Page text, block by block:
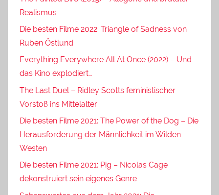
Realismus
Die besten Filme 2022: Triangle of Sadness von
Ruben Östlund
Everything Everywhere All At Once (2022) – Und
das Kino explodiert…
The Last Duel – Ridley Scotts feministischer
Vorstoß ins Mittelalter
Die besten Filme 2021: The Power of the Dog – Die
Herausforderung der Männlichkeit im Wilden
Westen
Die besten Filme 2021: Pig – Nicolas Cage
dekonstruiert sein eigenes Genre